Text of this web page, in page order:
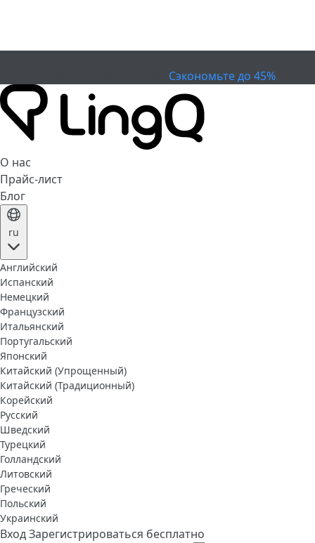
Сэкономьте до 45%
О нас
Прайс-лист
Блог
ru
Английский
Испанский
Немецкий
Французский
Итальянский
Португальский
Японский
Китайский (Упрощенный)
Китайский (Традиционный)
Корейский
Русский
Шведский
Турецкий
Голландский
Литовский
Греческий
Польский
Украинский
ВходЗарегистрироваться бесплатно